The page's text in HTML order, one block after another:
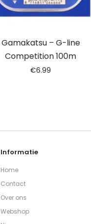
Gamakatsu – G-line
Competition 100m
€6.99
Informatie
Home
Contact
Over ons
Webshop